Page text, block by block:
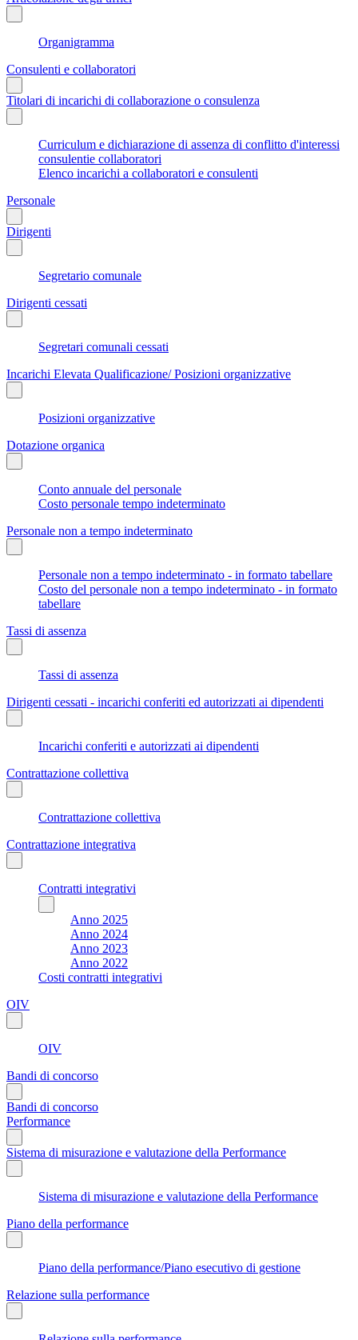
Organigramma
Consulenti e collaboratori
Titolari di incarichi di collaborazione o consulenza
Curriculum e dichiarazione di assenza di conflitto d'interessi
consulentie collaboratori
Elenco incarichi a collaboratori e consulenti
Personale
Dirigenti
Segretario comunale
Dirigenti cessati
Segretari comunali cessati
Incarichi Elevata Qualificazione/ Posizioni organizzative
Posizioni organizzative
Dotazione organica
Conto annuale del personale
Costo personale tempo indeterminato
Personale non a tempo indeterminato
Personale non a tempo indeterminato - in formato tabellare
Costo del personale non a tempo indeterminato - in formato
tabellare
Tassi di assenza
Tassi di assenza
Dirigenti cessati - incarichi conferiti ed autorizzati ai dipendenti
Incarichi conferiti e autorizzati ai dipendenti
Contrattazione collettiva
Contrattazione collettiva
Contrattazione integrativa
Contratti integrativi
Anno 2025
Anno 2024
Anno 2023
Anno 2022
Costi contratti integrativi
OIV
OIV
Bandi di concorso
Bandi di concorso
Performance
Sistema di misurazione e valutazione della Performance
Sistema di misurazione e valutazione della Performance
Piano della performance
Piano della performance/Piano esecutivo di gestione
Relazione sulla performance